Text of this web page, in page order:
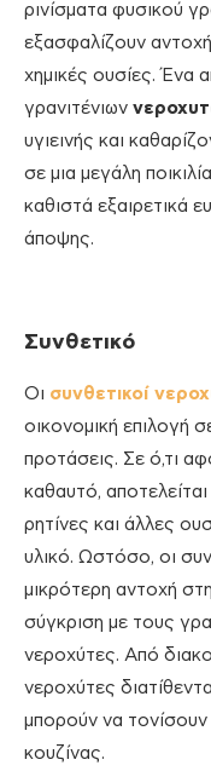
ρινίσματα φυσικού
εξασφαλίζουν
χημικές ουσίες. Ένα
γρανιτένιων
υγιεινής και
σε μια μεγάλη
καθιστά εξαιρετικά
άποψης.
Συνθετικό
Οι συνθετικοί
οικονομική επιλογή
προτάσεις. Σε ό,τι
καθαυτό,
ρητίνες και άλλες
υλικό. Ωστόσο, οι
μικρότερη αντοχή
σύγκριση με τους
νεροχύτες. Από
νεροχύτες
μπορούν να τονίσουν
κουζίνας.